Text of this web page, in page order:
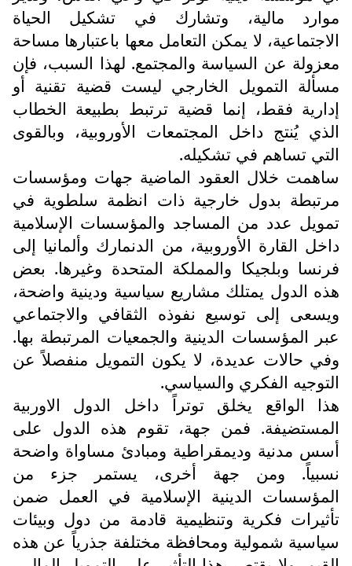
موارد مالية، وتشارك في تشكيل الحياة
الاجتماعية، لا يمكن التعامل معها باعتبارها مساحة
معزولة عن السياسة والمجتمع. لهذا السبب، فإن
مسألة التمويل الخارجي ليست قضية تقنية أو
إدارية فقط، إنما قضية ترتبط بطبيعة الخطاب
الذي يُنتج داخل المجتمعات الأوروبية، وبالقوى
التي تساهم في تشكيله.
ساهمت خلال العقود الماضية جهات ومؤسسات
مرتبطة بدول خارجية ذات انظمة سلطوية في
تمويل عدد من المساجد والمؤسسات الإسلامية
داخل القارة الأوروبية، من الدنمارك وألمانيا إلى
فرنسا وبلجيكا والمملكة المتحدة وغيرها. بعض
هذه الدول يمتلك مشاريع سياسية ودينية واضحة،
ويسعى إلى توسيع نفوذه الثقافي والاجتماعي
عبر المؤسسات الدينية والجمعيات المرتبطة بها.
وفي حالات عديدة، لا يكون التمويل منفصلاً عن
التوجيه الفكري والسياسي.
هذا الواقع يخلق توتراً داخل الدول الاوربية
المستضيفة. فمن جهة، تقوم هذه الدول على
أسس مدنية وديمقراطية ومبادئ مساواة واضحة
نسبياً. ومن جهة أخرى، يستمر جزء من
المؤسسات الدينية الإسلامية في العمل ضمن
تأثيرات فكرية وتنظيمية قادمة من دول وبيئات
سياسية شمولية ومحافظة مختلفة جذرياً عن هذه